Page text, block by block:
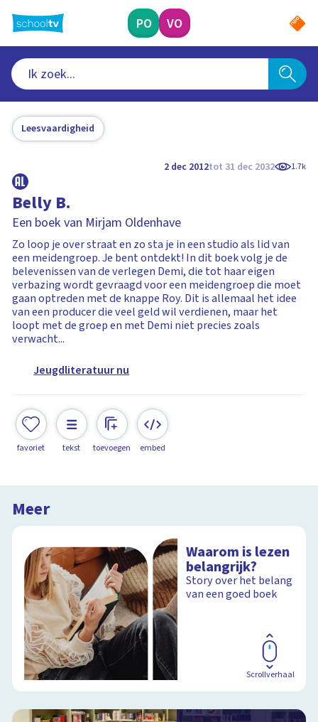
naar
hoofdinhoud
PO VO
Leesvaardigheid
2 dec 2012tot 31 dec 2032 1.7k
Belly B.
Een boek van Mirjam Oldenhave
Zo loop je over straat en zo sta je in een studio als lid van
een meidengroep. Je bent ontdekt! In dit boek volg je de
belevenissen van de verlegen Demi, die tot haar eigen
verbazing wordt gevraagd voor een meidengroep die moet
gaan optreden met de knappe Roy. Dit is allemaal het idee
van een producer die veel geld wil verdienen, maar het
loopt met de groep en met Demi niet precies zoals
verwacht...
Jeugdliteratuur nu
favoriet tekst toevoegen embed
Meer
Waarom is lezen
belangrijk?
Story over het belang
van een goed boek
Scrollverhaal